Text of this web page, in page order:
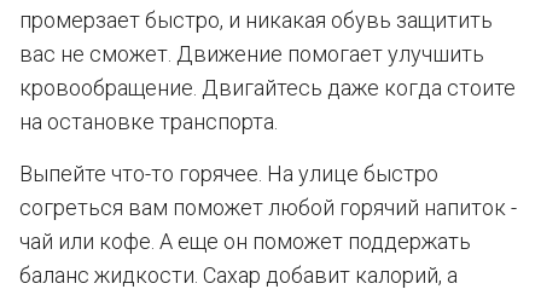
промерзает быстро, и никакая обувь защитить
вас не сможет. Движение помогает улучшить
кровообращение. Двигайтесь даже когда стоите
на остановке транспорта.
Выпейте что-то горячее. На улице быстро
согреться вам поможет любой горячий напиток -
чай или кофе. А еще он поможет поддержать
баланс жидкости. Сахар добавит калорий, а